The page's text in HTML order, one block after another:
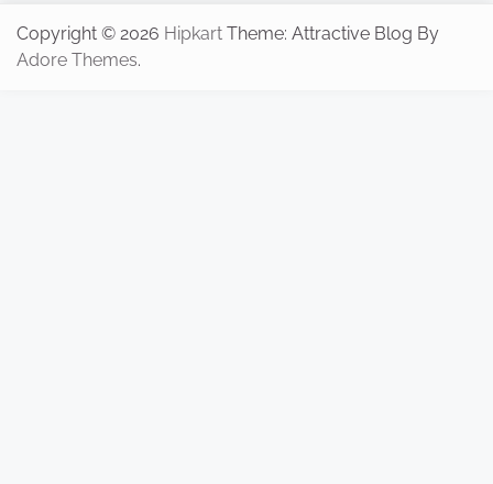
Copyright © 2026 Hipkart Theme: Attractive Blog By
Adore Themes.